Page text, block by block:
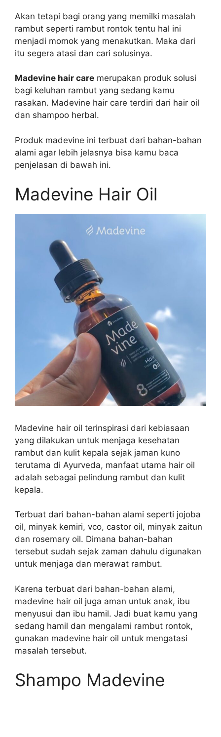
Akan tetapi bagi orang yang memilki masalah
rambut seperti rambut rontok tentu hal ini
menjadi momok yang menakutkan. Maka dari
itu segera atasi dan cari solusinya.
Madevine hair care merupakan produk solusi
bagi keluhan rambut yang sedang kamu
rasakan. Madevine hair care terdiri dari hair oil
dan shampoo herbal.
Produk madevine ini terbuat dari bahan-bahan
alami agar lebih jelasnya bisa kamu baca
penjelasan di bawah ini.
Madevine Hair Oil
Madevine hair oil terinspirasi dari kebiasaan
yang dilakukan untuk menjaga kesehatan
rambut dan kulit kepala sejak jaman kuno
terutama di Ayurveda, manfaat utama hair oil
adalah sebagai pelindung rambut dan kulit
kepala.
Terbuat dari bahan-bahan alami seperti jojoba
oil, minyak kemiri, vco, castor oil, minyak zaitun
dan rosemary oil. Dimana bahan-bahan
tersebut sudah sejak zaman dahulu digunakan
untuk menjaga dan merawat rambut.
Karena terbuat dari bahan-bahan alami,
madevine hair oil juga aman untuk anak, ibu
menyusui dan ibu hamil. Jadi buat kamu yang
sedang hamil dan mengalami rambut rontok,
gunakan madevine hair oil untuk mengatasi
masalah tersebut.
Shampo Madevine